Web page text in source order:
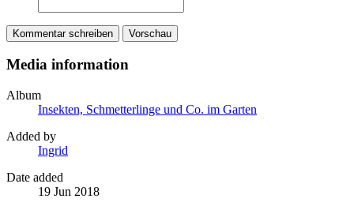
Kommentar schreiben Vorschau
Media information
Album
Insekten, Schmetterlinge und Co. im Garten
Added by
Ingrid
Date added
19 Jun 2018